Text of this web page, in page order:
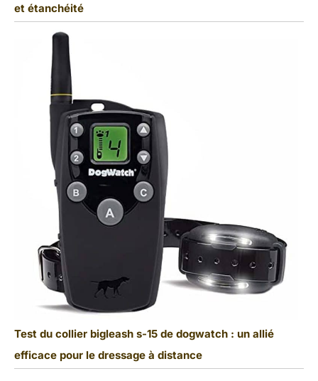
et étanchéité
Test du collier bigleash s-15 de dogwatch : un allié
efficace pour le dressage à distance